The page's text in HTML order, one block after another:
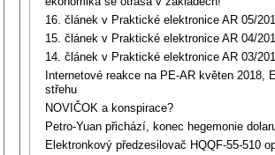
16. článek v Praktické elektronice AR 05/
15. článek v Praktické elektronice AR 04/
14. článek v Praktické elektronice AR 03/
Internetové reakce na PE-AR květen 2018,
střehu
NOVIČOK a konspirace?
Petro-Yuan přichází, konec hegemonie
Elektronkový předzesilovač HQQF-55-510